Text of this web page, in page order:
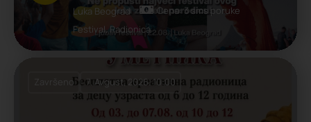
Luka Beograd
Cena: 3 sms poruke
Festival, Radionica
Završeno 7. Avgust, 2026. 10:00